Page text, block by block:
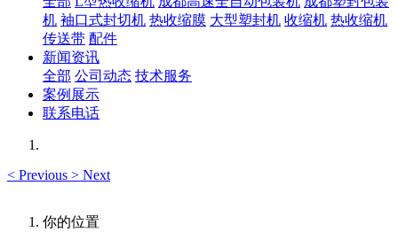
机 袖口式封切机 热收缩膜 大型塑封机 收缩机 热收缩机
传送带 配件
新闻资讯
全部 公司动态 技术服务
案例展示
联系电话
< Previous > Next
你的位置